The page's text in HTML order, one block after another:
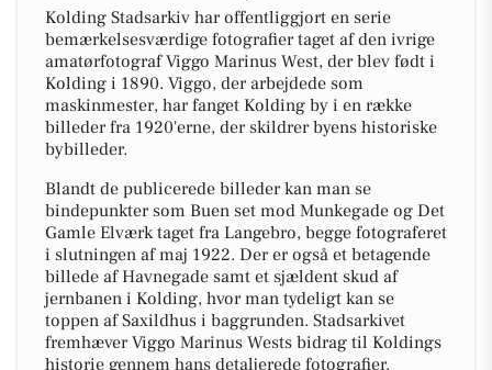
Kolding Stadsarkiv har offentliggjort en serie
bemærkelsesværdige fotografier taget af den ivrige
amatørfotograf Viggo Marinus West, der blev født i
Kolding i 1890. Viggo, der arbejdede som
maskinmester, har fanget Kolding by i en række
billeder fra 1920'erne, der skildrer byens historiske
bybilleder.
Blandt de publicerede billeder kan man se
bindepunkter som Buen set mod Munkegade og Det
Gamle Elværk taget fra Langebro, begge fotograferet
i slutningen af maj 1922. Der er også et betagende
billede af Havnegade samt et sjældent skud af
jernbanen i Kolding, hvor man tydeligt kan se
toppen af Saxildhus i baggrunden. Stadsarkivet
fremhæver Viggo Marinus Wests bidrag til Koldings
historie gennem hans detaljerede fotografier.